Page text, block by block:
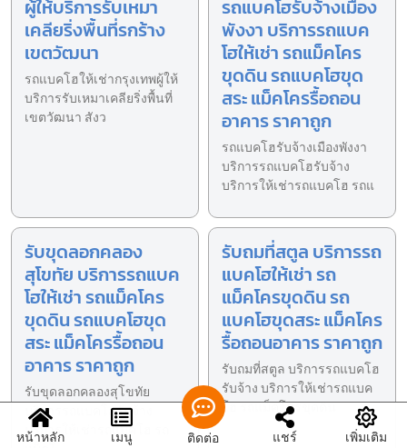
ผู้ให้บริการรับเหมา
เคลียริ่งพื้นที่รกร้าง
เขตวัฒนา
รถแบคโฮให้เช่ากรุงเทพผู้ให้
บริการรับเหมาเคลียริ่งพื้นที่
เขตวัฒนา สังว
รถแบคโฮรับจ้างเมือง
พังงา บริการรถแบค
โฮให้เช่า รถแม็คโคร
ขุดดิน รถแบคโฮขุด
สระ แม็คโครรื้อถอน
อาคาร ราคาถูก
รถแบคโฮรับจ้างเมืองพังงา
บริการรถแบคโฮรับจ้าง
บริการให้เช่ารถแบคโฮ รถแ
รับขุดลอกคลอง
สุโขทัย บริการรถแบค
โฮให้เช่า รถแม็คโคร
ขุดดิน รถแบคโฮขุด
สระ แม็คโครรื้อถอน
อาคาร ราคาถูก
รับขุดลอกคลองสุโขทัย
บริการรถแบคโฮรับจ้าง
บริการให้เช่ารถแบคโฮ รถ
รับถมที่สตูล บริการรถ
แบคโฮให้เช่า รถ
แม็คโครขุดดิน รถ
แบคโฮขุดสระ แม็คโคร
รื้อถอนอาคาร ราคาถูก
รับถมที่สตูล บริการรถแบคโฮ
รับจ้าง บริการให้เช่ารถแบค
โฮ รถแม็คโครขุดดิน
หน้าหลัก
เมนู ติดต่อ แชร์ เพิ่มเติม